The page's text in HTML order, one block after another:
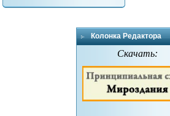
Колонка Редактора
Скачать: